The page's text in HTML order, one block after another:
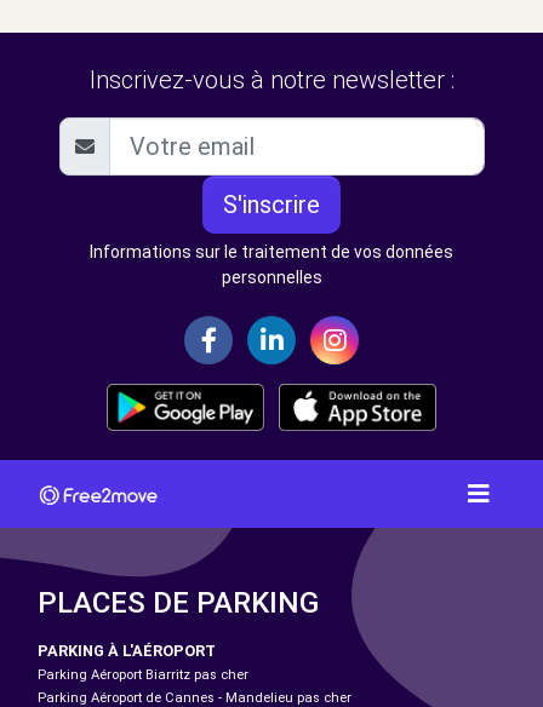
Inscrivez-vous à notre newsletter :
S'inscrire
Informations sur le traitement de vos données
personnelles
PLACES DE PARKING
PARKING À L'AÉROPORT
Parking Aéroport Biarritz pas cher
Parking Aéroport de Cannes - Mandelieu pas cher